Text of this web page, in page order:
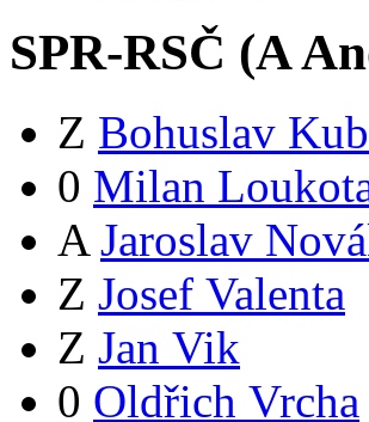
SPR-RSČ (A
Z Bohuslav
0 Milan
A Jaroslav
Z Josef Valenta
Z Jan Vik
0 Oldřich Vrcha